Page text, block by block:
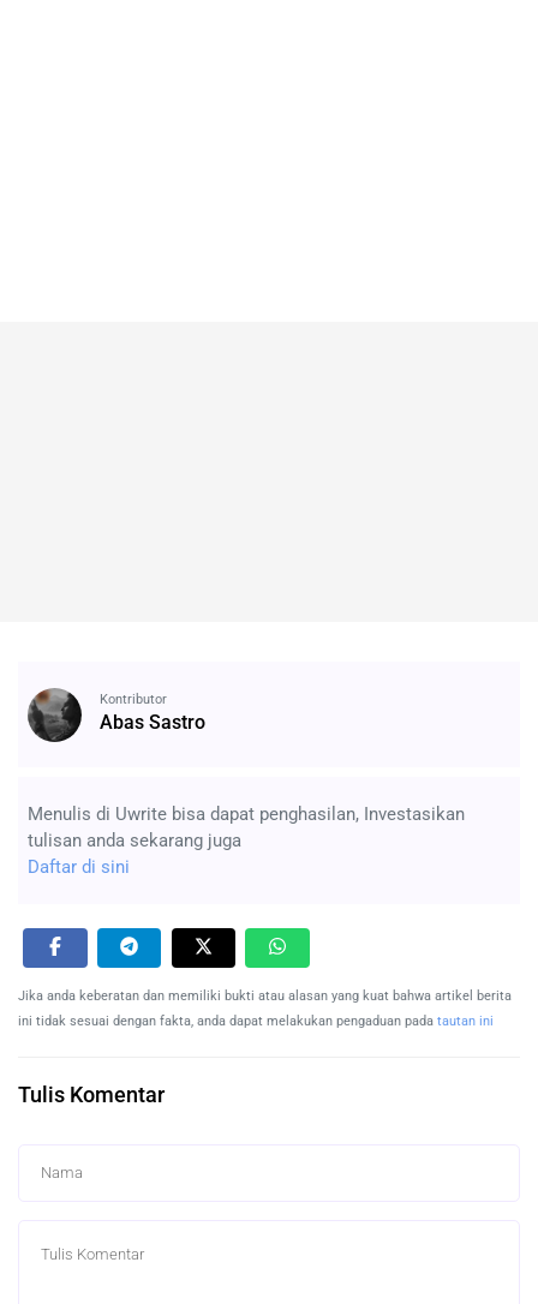
Kontributor
Abas Sastro
Menulis di Uwrite bisa dapat penghasilan, Investasikan
tulisan anda sekarang juga
Daftar di sini
Jika anda keberatan dan memiliki bukti atau alasan yang kuat bahwa artikel berita
ini tidak sesuai dengan fakta, anda dapat melakukan pengaduan pada tautan ini
Tulis Komentar